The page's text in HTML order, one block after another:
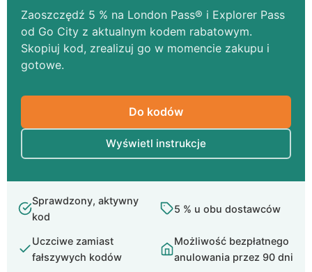
Zaoszczędź 5 % na London Pass® i Explorer Pass
od Go City z aktualnym kodem rabatowym.
Skopiuj kod, zrealizuj go w momencie zakupu i
gotowe.
Do kodów
Wyświetl instrukcje
Sprawdzony, aktywny
kod
5 % u obu dostawców
Uczciwe zamiast
fałszywych kodów
Możliwość bezpłatnego
anulowania przez 90 dni